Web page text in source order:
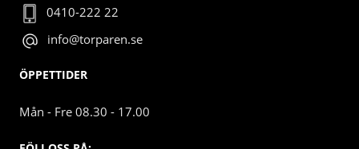
0410-222 22
info@torparen.se
ÖPPETTIDER
Mån - Fre 08.30 - 17.00